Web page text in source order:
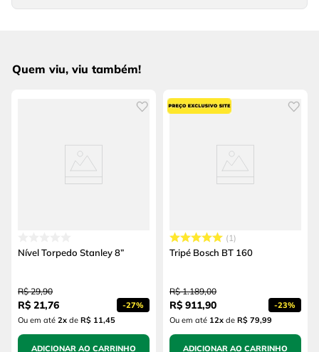
Quem viu, viu também!
Nível Torpedo Stanley 8”
R$ 29,90
R$ 21,76 -27%
Ou em até 2x de R$ 11,45
ADICIONAR AO CARRINHO
1
Tripé Bosch BT 160
R$ 1.189,00
R$ 911,90 -23%
Ou em até 12x de R$ 79,99
ADICIONAR AO CARRINHO